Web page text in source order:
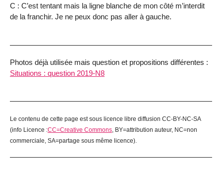
C : C’est tentant mais la ligne blanche de mon côté m’interdit
de la franchir. Je ne peux donc pas aller à gauche.
Photos déjà utilisée mais question et propositions différentes :
Situations : question 2019-N8
Le contenu de cette page est sous licence libre diffusion CC-BY-NC-SA
(info Licence :CC=Creative Commons, BY=attribution auteur, NC=non
commerciale, SA=partage sous même licence).